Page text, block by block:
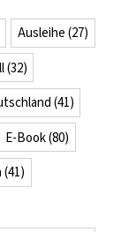
Ausleihe (27)
(32)
(41)
E-Book(80)
(41)